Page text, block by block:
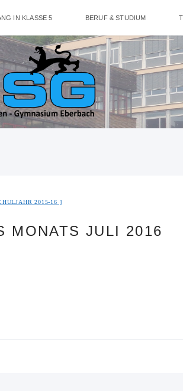
IN KLASSE 5 BERUF & STUDIUM
2015-16
MONATS JULI 2016